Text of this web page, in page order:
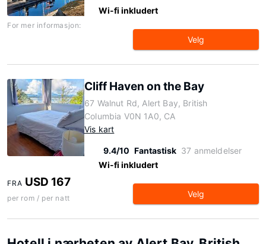
Wi-fi inkludert
For mer informasjon:
Velg
Cliff Haven on the Bay
67 Walnut Rd, Alert Bay, British
Columbia V0N 1A0, CA
Vis kart
9.4/10 Fantastisk 37 anmeldelser
Wi-fi inkludert
FRA USD 167
per rom / per natt Velg